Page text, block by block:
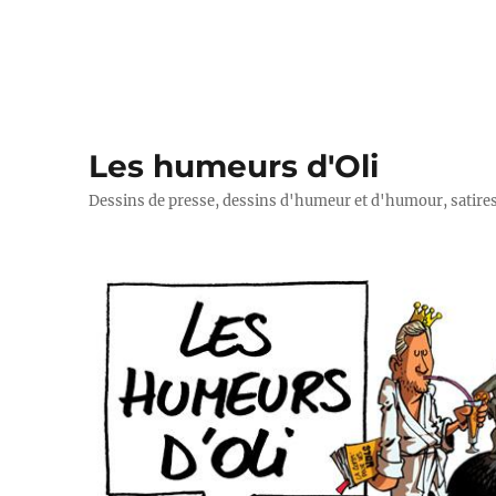
Les humeurs d'Oli
Dessins de presse, dessins d'humeur et d'humour,